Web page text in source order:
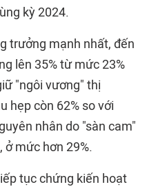
kỳ 2024.
trưởng mạnh nhất, đến
lên 35% từ mức 23%
"ngôi vương" thị
hẹp còn 62% so với
nhân do "sàn cam"
mức hơn 29%.
tục chứng kiến hoạt